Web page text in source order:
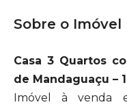
Sobre o Imóvel
Casa 3 Quartos
de Mandaguaçu –
Imóvel à venda